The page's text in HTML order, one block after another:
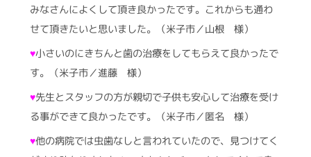
みなさんによくして頂き良かったです。これからも通わ
せて頂きたいと思いました。（米子市／山根 様）
♥小さいのにきちんと歯の治療をしてもらえて良かったで
す。（米子市／進藤 様）
♥先生とスタッフの方が親切で子供も安心して治療を受け
る事ができて良かったです。（米子市／匿名 様）
♥他の病院では虫歯なしと言われていたので、見つけてく